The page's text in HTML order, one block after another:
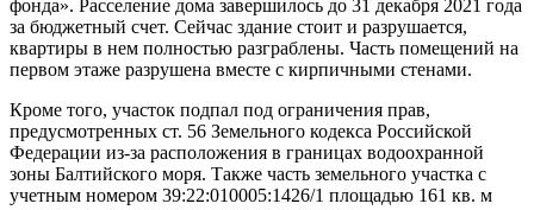
фонда». Расселение дома завершилось до 31 декабря 2021 года
за бюджетный счет. Сейчас здание стоит и разрушается,
квартиры в нем полностью разграблены. Часть помещений на
первом этаже разрушена вместе с кирпичными стенами.
Кроме того, участок подпал под ограничения прав,
предусмотренных ст. 56 Земельного кодекса Российской
Федерации из-за расположения в границах водоохранной
зоны Балтийского моря. Также часть земельного участка с
учетным номером 39:22:010005:1426/1 площадью 161 кв. м